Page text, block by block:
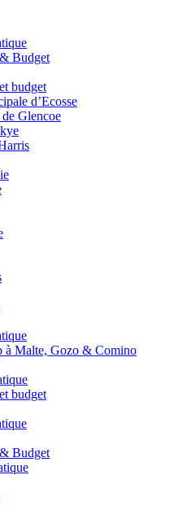
Budget
budget
d’Ecosse
Glencoe
à Malte, Gozo & Comino
budget
Budget